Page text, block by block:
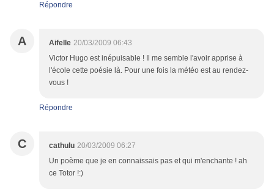
Répondre
A Aifelle 20/03/2009 06:43
Victor Hugo est inépuisable ! Il me semble l'avoir apprise à
l'école cette poésie là. Pour une fois la météo est au rendez-
vous !
Répondre
C cathulu 20/03/2009 06:27
Un poème que je en connaissais pas et qui m'enchante ! ah
ce Totor !:)